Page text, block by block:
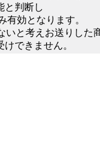
と判断し
み有効となります
と考えお送りした
けできません。